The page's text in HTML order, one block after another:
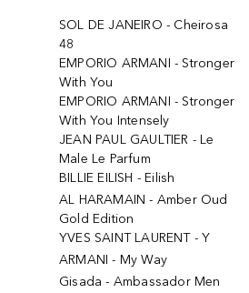
SOL DE JANEIRO - Cheirosa
48
EMPORIO ARMANI - Stronger
With You
EMPORIO ARMANI - Stronger
With You Intensely
JEAN PAUL GAULTIER - Le
Male Le Parfum
BILLIE EILISH - Eilish
AL HARAMAIN - Amber Oud
Gold Edition
YVES SAINT LAURENT - Y
ARMANI - My Way
Gisada - Ambassador Men